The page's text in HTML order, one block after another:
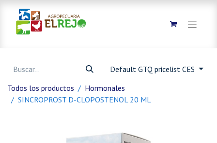
Default GTQ pricelist CES
Todos los productos
Hormonales
SINCROPROST D-CLOPOSTENOL 20 ML